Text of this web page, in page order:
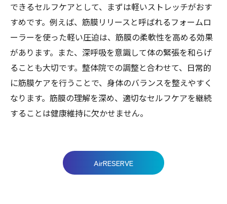
できるセルフケアとして、まずは軽いストレッチがおす
すめです。例えば、筋膜リリースと呼ばれるフォームロ
ーラーを使った軽い圧迫は、筋膜の柔軟性を高める効果
があります。また、深呼吸を意識して体の緊張を和らげ
ることも大切です。整体院での調整と合わせて、日常的
に筋膜ケアを行うことで、身体のバランスを整えやすく
なります。筋膜の理解を深め、適切なセルフケアを継続
することは健康維持に欠かせません。
AirRESERVE